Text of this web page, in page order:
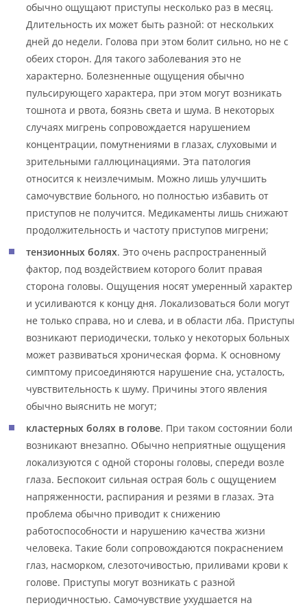
обычно ощущают приступы несколько раз в месяц.
Длительность их может быть разной: от нескольких
дней до недели. Голова при этом болит сильно, но не с
обеих сторон. Для такого заболевания это не
характерно. Болезненные ощущения обычно
пульсирующего характера, при этом могут возникать
тошнота и рвота, боязнь света и шума. В некоторых
случаях мигрень сопровождается нарушением
концентрации, помутнениями в глазах, слуховыми и
зрительными галлюцинациями. Эта патология
относится к неизлечимым. Можно лишь улучшить
самочувствие больного, но полностью избавить от
приступов не получится. Медикаменты лишь снижают
продолжительность и частоту приступов мигрени;
тензионных болях. Это очень распространенный
фактор, под воздействием которого болит правая
сторона головы. Ощущения носят умеренный характер
и усиливаются к концу дня. Локализоваться боли могут
не только справа, но и слева, и в области лба. Приступы
возникают периодически, только у некоторых больных
может развиваться хроническая форма. К основному
симптому присоединяются нарушение сна, усталость,
чувствительность к шуму. Причины этого явления
обычно выяснить не могут;
кластерных болях в голове. При таком состоянии боли
возникают внезапно. Обычно неприятные ощущения
локализуются с одной стороны головы, спереди возле
глаза. Беспокоит сильная острая боль с ощущением
напряженности, распирания и резями в глазах. Эта
проблема обычно приводит к снижению
работоспособности и нарушению качества жизни
человека. Такие боли сопровождаются покраснением
глаз, насморком, слезоточивостью, приливами крови к
голове. Приступы могут возникать с разной
периодичностью. Самочувствие ухудшается на